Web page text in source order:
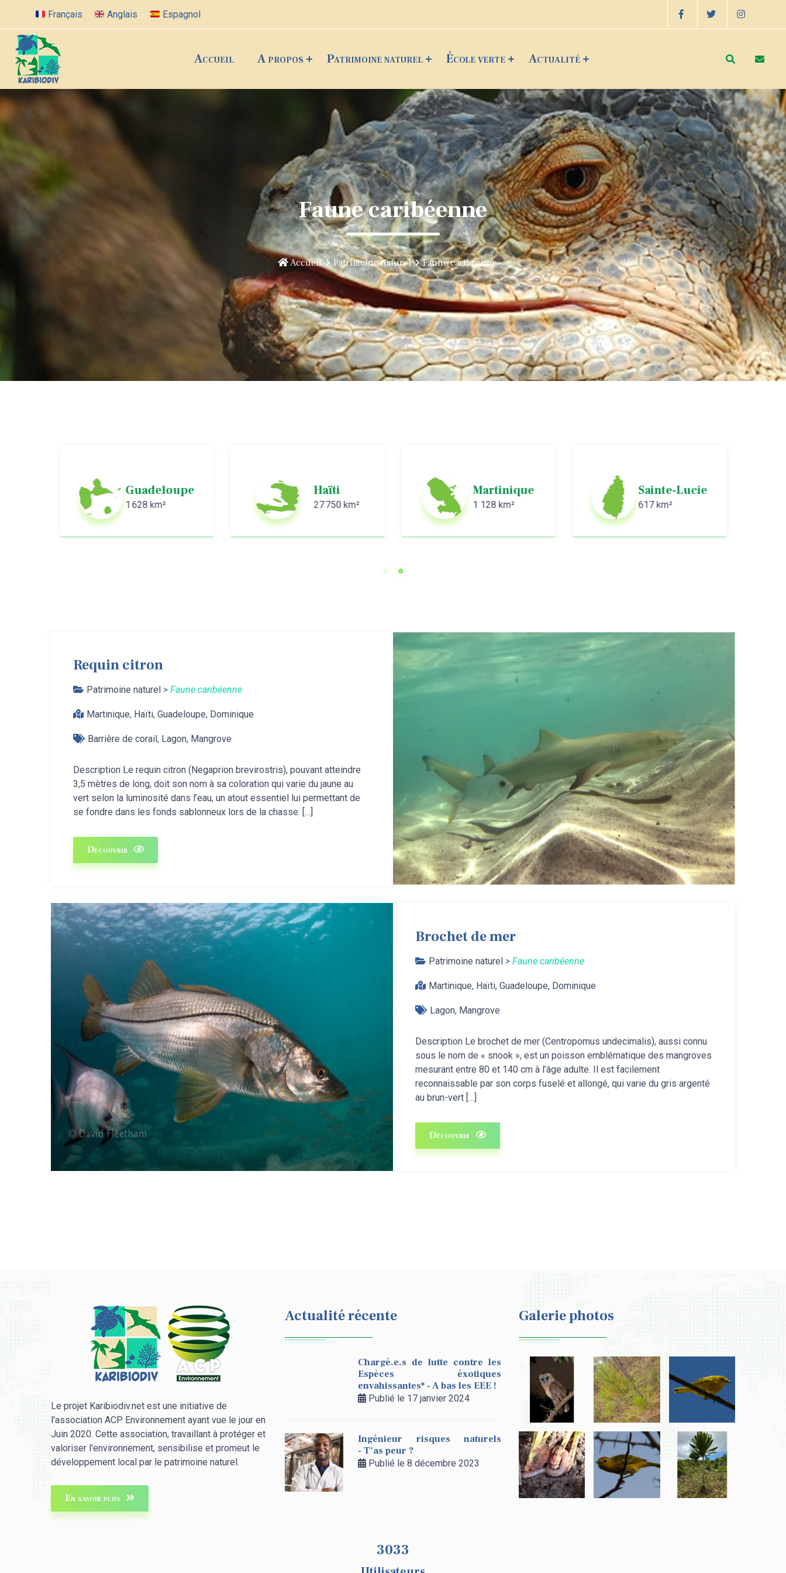
Français Anglais Espagnol
Accueil A propos Patrimoine naturel École verte Actualité
Faune caribéenne
Accueil Patrimoine naturel Faune caribéenne
Guadeloupe
1 628 km²
Haïti
27 750 km²
Martinique
1 128 km²
Sainte-Lucie
617 km²
Requin citron
Patrimoine naturel > Faune caribéenne
Martinique, Haïti, Guadeloupe, Dominique
Barrière de corail, Lagon, Mangrove
Description Le requin citron (Negaprion brevirostris), pouvant atteindre
3,5 mètres de long, doit son nom à sa coloration qui varie du jaune au
vert selon la luminosité dans l’eau, un atout essentiel lui permettant de
se fondre dans les fonds sablonneux lors de la chasse. […]
Découvrir
Brochet de mer
Patrimoine naturel > Faune caribéenne
Martinique, Haïti, Guadeloupe, Dominique
Lagon, Mangrove
Description Le brochet de mer (Centropomus undecimalis), aussi connu
sous le nom de « snook », est un poisson emblématique des mangroves
mesurant entre 80 et 140 cm à l’âge adulte. Il est facilement
reconnaissable par son corps fuselé et allongé, qui varie du gris argenté
au brun-vert […]
Découvrir
Le projet Karibiodiv.net est une initiative de
l'association ACP Environnement ayant vue le jour en
Juin 2020. Cette association, travaillant à protéger et
valoriser l'environnement, sensibilise et promeut le
développement local par le patrimoine naturel.
En savoir plus
Actualité récente
Chargé.e.s de lutte contre les
Espèces éxotiques
envahissantes* - A bas les EEE !
Publié le 17 janvier 2024
Ingénieur risques naturels
- T’as peur ?
Publié le 8 décembre 2023
Galerie photos
3033